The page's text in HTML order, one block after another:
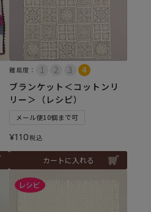
難易度：
ブランケット＜コットンリ
リー＞（レシピ）
メール便10個まで可
¥110税込
カートに入れる